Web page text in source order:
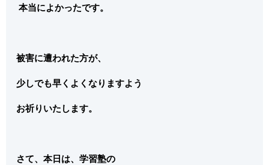
本当によかったです。
被害に遭われた方が、
少しでも早くよくなりますよう
お祈りいたします。
さて、本日は、学習塾の